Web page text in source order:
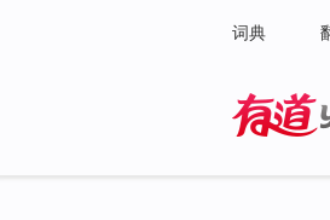
词典